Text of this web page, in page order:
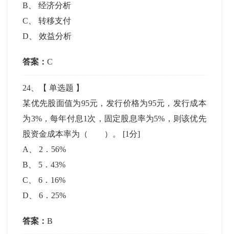
B 、经济分析
C 、转移支付
D 、效益分析
答案：C
24 、【单选题 】
某优先股面值为95元，发行价格为95元，发行成本
为3%，每年付息1次，固定股息率为5%，则该优先
股资金成本率为（ ）。 [1分]
A
2．56%
B
5．43%
C 、6．16%
D 、6．25%
答案：B